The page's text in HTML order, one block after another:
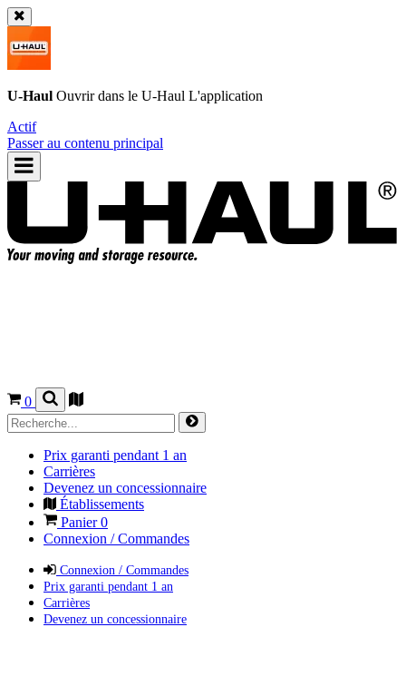
U-Haul Ouvrir dans le U-Haul L'application
Actif
Passer au contenu principal
0
Prix garanti pendant 1 an
Carrières
Devenez un concessionnaire
Établissements
Panier0
Connexion / Commandes
Connexion / Commandes
Prix garanti pendant 1 an
Carrières
Devenez un concessionnaire